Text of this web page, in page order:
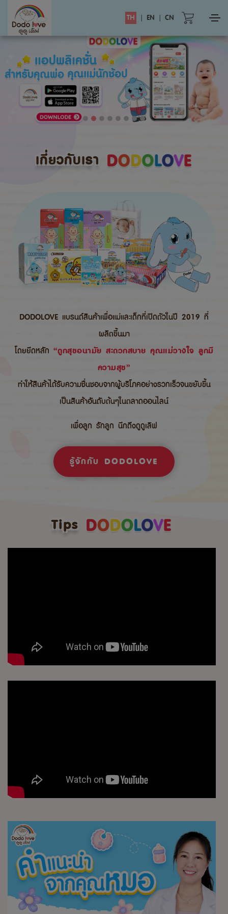
TH | EN | CN
เกี่ยวกับเรา
DODOLOVE แบรนด์สินค้าเพื่อแม่และเด็กที่เปิดตัวในปี 2019 ที่
ผลิตขึ้นมา
โดยยึดหลัก “ถูกสุขอนามัย สะดวกสบาย คุณแม่วางใจ ลูกมี
ความสุข”
ทำให้สินค้าได้รับความชื่นชอบจากผู้บริโภคอย่างรวกเร็วจนขยับขึ้น
เป็นสินค้าอันดับต้นๆในตลาดออนไลน์
เพื่อลูก รักลูก นึกถึงดูดูเลิฟ
รู้จักกับ DODOLOVE
Tips